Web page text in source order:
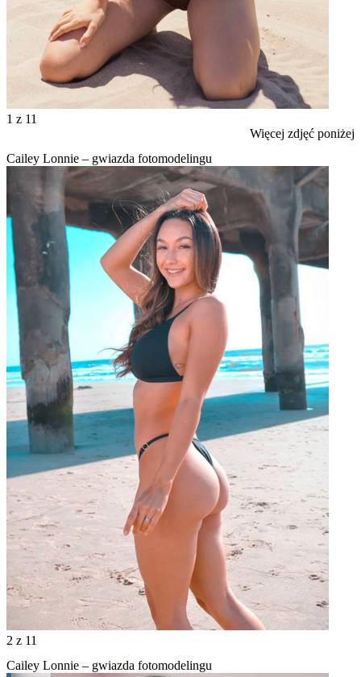
1 z 11
Więcej zdjęć poniżej
Cailey Lonnie – gwiazda fotomodelingu
2 z 11
Cailey Lonnie – gwiazda fotomodelingu